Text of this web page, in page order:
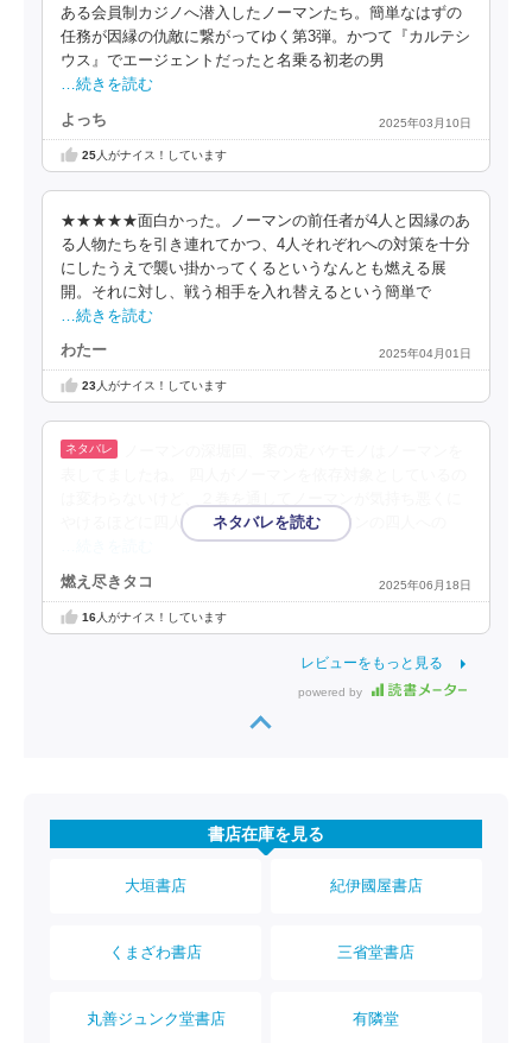
ある会員制カジノへ潜入したノーマンたち。簡単なはずの
任務が因縁の仇敵に繋がってゆく第3弾。かつて『カルテシ
ウス』でエージェントだったと名乗る初老の男
…続きを読む
よっち 2025年03月10日
25人がナイス！しています
★★★★★面白かった。ノーマンの前任者が4人と因縁のあ
る人物たちを引き連れてかつ、4人それぞれへの対策を十分
にしたうえで襲い掛かってくるというなんとも燃える展
開。それに対し、戦う相手を入れ替えるという簡単で
…続きを読む
わたー 2025年04月01日
23人がナイス！しています
やけるほどに四人で仲良しになるとノーマンの四人への
燃え尽きタコ 2025年06月18日
16人がナイス！しています
レビューをもっと見る
powered by
書店在庫を見る
大垣書店 紀伊國屋書店
くまざわ書店 三省堂書店
丸善ジュンク堂書店 有隣堂